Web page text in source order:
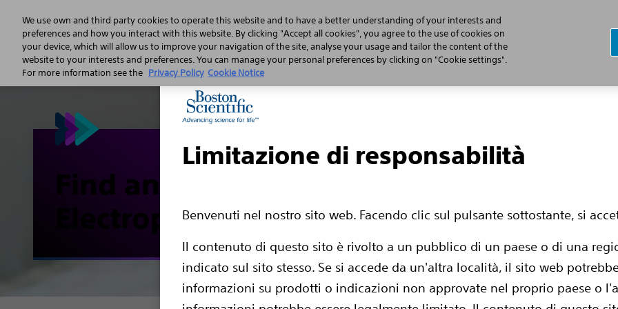
Limitazione di responsabilità
Benvenuti nel nostro sito web. Facendo clic sul pulsante sottostante, si
Il contenuto di questo sito è rivolto a un pubblico di un paese o di una
indicato sul sito stesso. Se si accede da un'altra località, il sito web
informazioni su prodotti o indicazioni non approvate nel proprio paese o
Arresto cardiaco Caratteristiche dell'ICD Sottocutaneo Prepararsi alla Procedura
Find an
Electrophysiologist
We use own and third party cookies to operate this website and to have a better understanding of your interests and
preferences and how you interact with this website. By clicking "Accept all cookies", you agree to the use of cookies on
your device, which will allow us to improve your navigation of the site, analyse your usage and tailor the content of the
website to your interests and preferences. You can manage your personal preferences by clicking on "Cookie settings".
For more information see the Privacy Policy Cookie Notice